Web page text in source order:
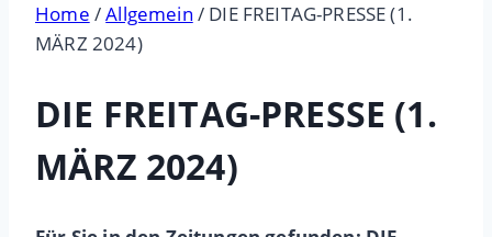
Home /Allgemein / DIE FREITAG-PRESSE (1.
MÄRZ 2024)
DIE FREITAG-PRESSE (1.
MÄRZ 2024)